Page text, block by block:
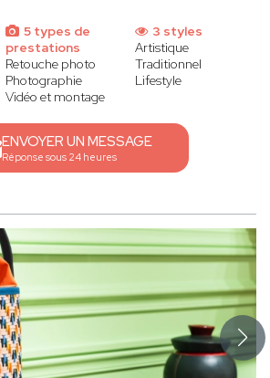
5 types de
prestations
Retouche photo
Photographie
Vidéo et montage
3 styles
Artistique
Traditionnel
Lifestyle
ENVOYER UN MESSAGE
Réponse sous 24 heures